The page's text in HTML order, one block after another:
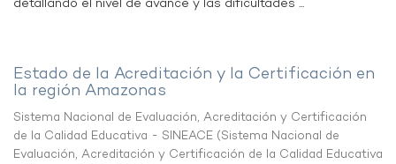
detallando el nivel de avance y las dificultades ...
Estado de la Acreditación y la Certificación en
la región Amazonas
Sistema Nacional de Evaluación, Acreditación y Certificación
de la Calidad Educativa - SINEACE (Sistema Nacional de
Evaluación, Acreditación y Certificación de la Calidad Educativa